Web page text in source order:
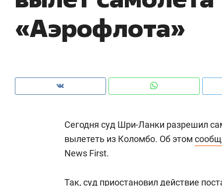
«Аэрофлота»
Сегодня суд Шри-Ланки разрешил
вылететь из Коломбо. Об этом
News First.
Так, суд приостановил действие
Как бизнесу выйти на зарубежные
рынки, почему надо знать аксакалов и
чем интересен Оман?